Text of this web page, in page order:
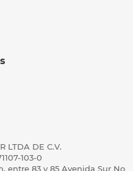
LTDA DE C.V.
103-0
entre 83 y 85 Avenida Sur No